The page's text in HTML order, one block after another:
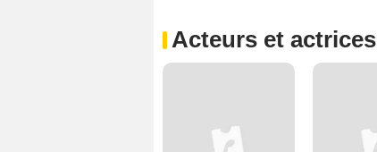
Acteurs et actrices